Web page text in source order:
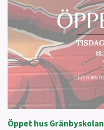
Öppet hus Gränbyskolan